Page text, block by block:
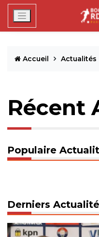
Accueil Actualités
Récent
Populaire
Derniers